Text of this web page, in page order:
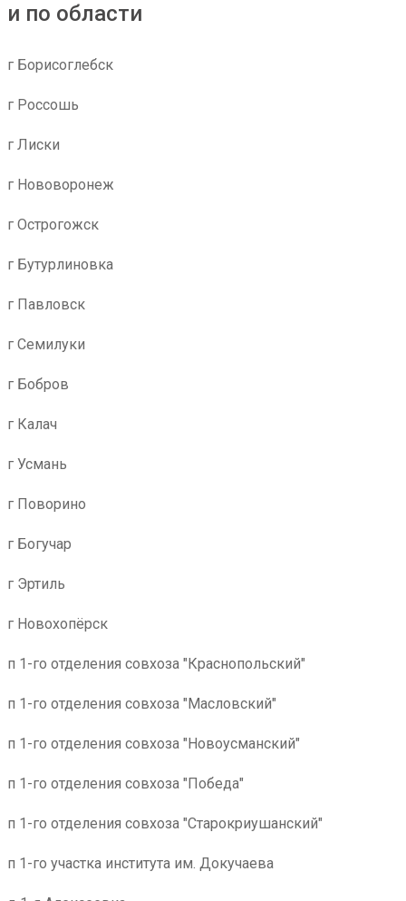
и по области
г Борисоглебск
г Россошь
г Лиски
г Нововоронеж
г Острогожск
г Бутурлиновка
г Павловск
г Семилуки
г Бобров
г Калач
г Усмань
г Поворино
г Богучар
г Эртиль
г Новохопёрск
п 1-го отделения совхоза "Краснопольский"
п 1-го отделения совхоза "Масловский"
п 1-го отделения совхоза "Новоусманский"
п 1-го отделения совхоза "Победа"
п 1-го отделения совхоза "Старокриушанский"
п 1-го участка института им. Докучаева